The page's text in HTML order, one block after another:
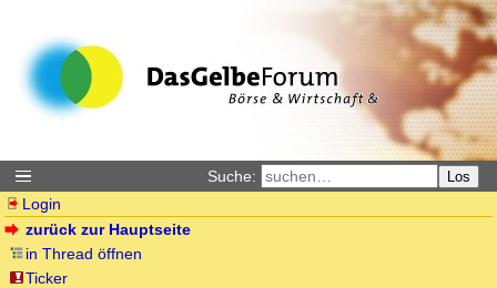
Suche: Los
Login
zurück zur Hauptseite
in Thread öffnen
Ticker